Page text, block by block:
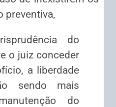
preventiva,
do
o juiz conceder
a liberdade
sendo mais
do